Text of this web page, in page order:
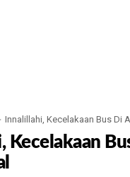
Innalillahi, Kecelakaan Bus Di
Kecelakaan